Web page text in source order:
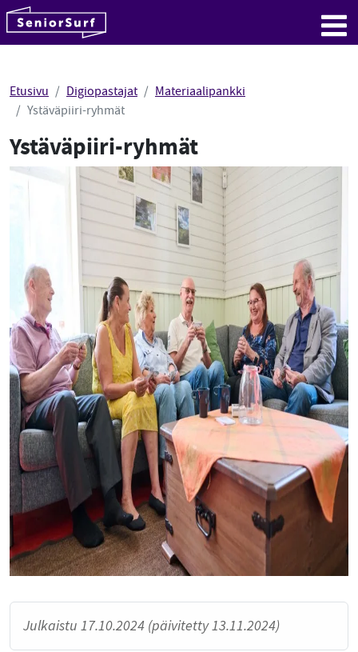
Hyppää sisältöön
Etusivu Digiopastajat
Materiaalipankki
Ystäväpiiri-ryhmät
Ystäväpiiri-ryhmät
Julkaistu 17.10.2024 (päivitetty 13.11.2024)